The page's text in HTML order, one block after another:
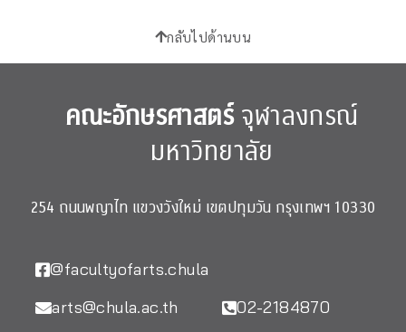
กลับไปด้านบน
คณะอักษรศาสตร์จุฬาลงกรณ์
มหาวิทยาลัย
254 ถนนพญาไท แขวงวังใหม่ เขตปทุมวัน กรุงเทพฯ 10330
@facultyofarts.chula
arts@chula.ac.th
02-2184870